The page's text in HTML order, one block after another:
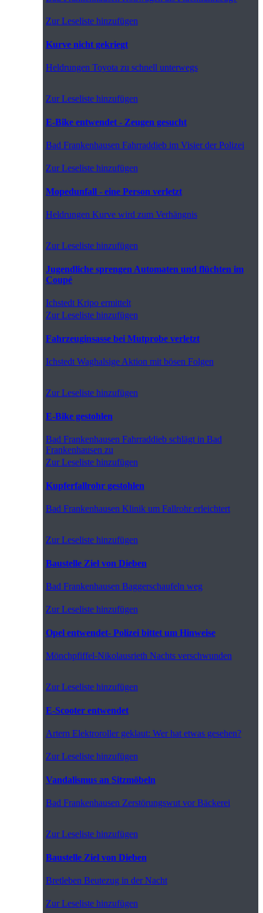
Zur Leseliste hinzufügen
Kurve nicht gekriegt
Heldrungen Toyota zu schnell unterwegs
Zur Leseliste hinzufügen
E-Bike entwendet - Zeugen gesucht
Bad Frankenhausen Fahrraddieb im Visier der Polizei
Zur Leseliste hinzufügen
Mopedunfall - eine Person verletzt
Heldrungen Kurve wird zum Verhängnis
Zur Leseliste hinzufügen
Jugendliche sprengen Automaten und flüchten im
Coupé
IchstedtKripo ermittelt
Zur Leseliste hinzufügen
Fahrzeuginsasse bei Mutprobe verletzt
IchstedtWaghalsige Aktion mit bösen Folgen
Zur Leseliste hinzufügen
E-Bike gestohlen
Bad Frankenhausen Fahrraddieb schlägt in Bad
Frankenhausen zu
Zur Leseliste hinzufügen
Kupferfallrohr gestohlen
Bad Frankenhausen Klinik um Fallrohr erleichtert
Zur Leseliste hinzufügen
Baustelle Ziel von Dieben
Bad Frankenhausen Baggerschaufeln weg
Zur Leseliste hinzufügen
Opel entwendet- Polizei bittet um Hinweise
Mönchpfiffel-Nikolausrieth Nachts verschwunden
Zur Leseliste hinzufügen
E-Scooter entwendet
Artern Elektroroller geklaut: Wer hat etwas gesehen?
Zur Leseliste hinzufügen
Vandalismus an Sitzmöbeln
Bad Frankenhausen Zerstörungswut vor Bäckerei
Zur Leseliste hinzufügen
Baustelle Ziel von Dieben
Bretleben Beutezug in der Nacht
Zur Leseliste hinzufügen